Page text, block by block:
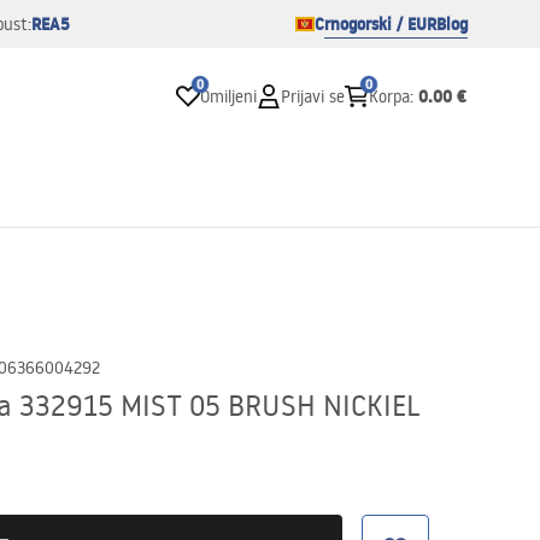
REA5 Crnogorski / EURBlog
0
Omiljeni Prijavi se
0
Korpa: 0.00 €
MIST 05 BRUSH NICKIEL